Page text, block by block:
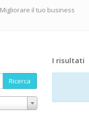
Migliorare il tuo business
Ricerca
I risultati